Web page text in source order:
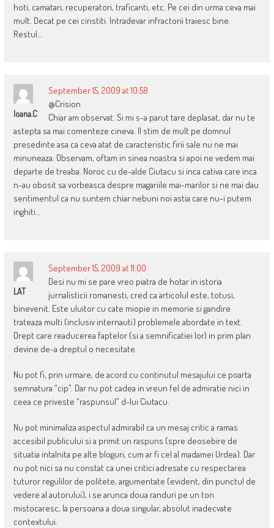
hoti, camatari, recuperatori, traficanti, etc. Pe cei din urma ceva mai
mult. Decat pe cei cinstiti. Intradevar infractorii traiesc bine.
Restul…
Ioana.c
September 15, 2009 at 10:58
@Crision
Chiar am observat. Si mi s-a parut tare deplasat, dar nu te
astepta sa mai comenteze cineva. Il stim de mult pe domnul
presedinte asa ca ceva atat de caracteristic firii sale nu ne mai
minuneaza. Observam, oftam in sinea noastra si apoi ne vedem mai
departe de treaba. Noroc cu de-alde Ciutacu si inca cativa care inca
n-au obosit sa vorbeasca despre magariile mai-marilor si ne mai dau
sentimentul ca nu suntem chiar nebuni noi astia care nu-i putem
inghiti…
LAT
September 15, 2009 at 11:00
Desi nu mi se pare vreo piatra de hotar in istoria
jurnalisticii romanesti, cred ca articolul este, totusi,
binevenit. Este uluitor cu cate miopie in memorie si gandire
trateaza multi (inclusiv internauti) problemele abordate in text.
Drept care readucerea faptelor (si a semnificatiei lor) in prim plan
devine de-a dreptul o necesitate.
Nu pot fi, prin urmare, de acord cu continutul mesajului ce poarta
semnatura “cip”. Dar nu pot cadea in vreun fel de admiratie nici in
ceea ce priveste “raspunsul” d-lui Ciutacu.
Nu pot minimaliza aspectul admirabil ca un mesaj critic a ramas
accesibil publicului si a primit un raspuns (spre deosebire de
situatia intalnita pe alte bloguri, cum ar fi cel al madamei Urdea). Dar
nu pot nici sa nu constat ca unei critici adresate cu respectarea
tuturor regulilor de politete, argumentate (evident, din punctul de
vedere al autorului), i se arunca doua randuri pe un ton
mistocaresc, la persoana a doua singular, absolut inadecvate
contextului.